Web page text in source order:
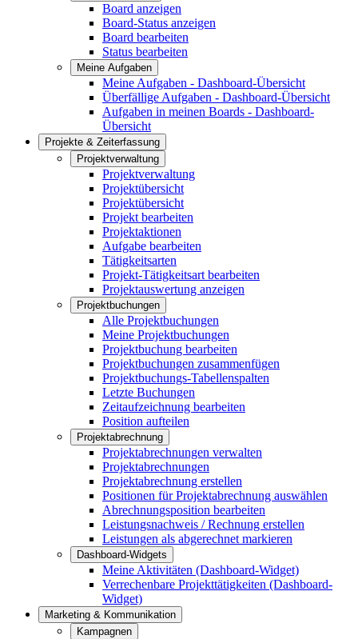
Board anzeigen
Board-Status anzeigen
Board bearbeiten
Status bearbeiten
Meine Aufgaben
Meine Aufgaben - Dashboard-Übersicht
Überfällige Aufgaben - Dashboard-Übersicht
Aufgaben in meinen Boards - Dashboard-
Übersicht
Projekte & Zeiterfassung
Projektverwaltung
Projektverwaltung
Projektübersicht
Projektübersicht
Projekt bearbeiten
Projektaktionen
Aufgabe bearbeiten
Tätigkeitsarten
Projekt-Tätigkeitsart bearbeiten
Projektauswertung anzeigen
Projektbuchungen
Alle Projektbuchungen
Meine Projektbuchungen
Projektbuchung bearbeiten
Projektbuchungen zusammenfügen
Projektbuchungs-Tabellenspalten
Letzte Buchungen
Zeitaufzeichnung bearbeiten
Position aufteilen
Projektabrechnung
Projektabrechnungen verwalten
Projektabrechnungen
Projektabrechnung erstellen
Positionen für Projektabrechnung auswählen
Abrechnungsposition bearbeiten
Leistungsnachweis / Rechnung erstellen
Leistungen als abgerechnet markieren
Dashboard-Widgets
Meine Aktivitäten (Dashboard-Widget)
Verrechenbare Projekttätigkeiten (Dashboard-
Widget)
Marketing & Kommunikation
Kampagnen